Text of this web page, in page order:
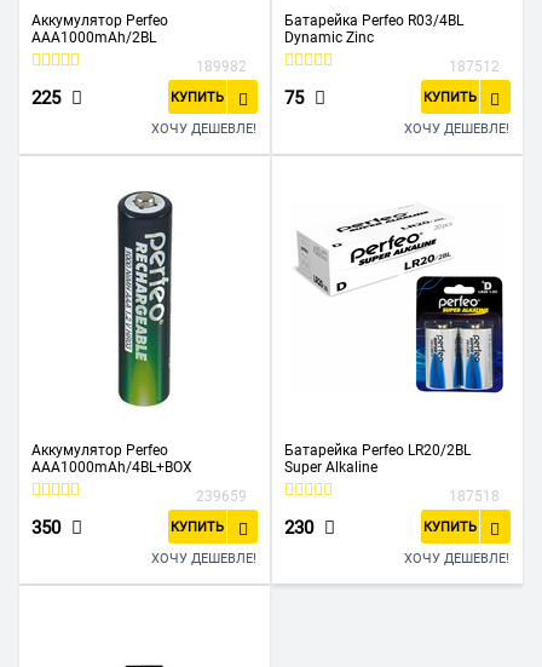
Аккумулятор Perfeo
AAA1000mAh/2BL
189982
225 КУПИТЬ
ХОЧУ ДЕШЕВЛЕ!
Батарейка Perfeo R03/4BL
Dynamic Zinc
187512
75 КУПИТЬ
ХОЧУ ДЕШЕВЛЕ!
Аккумулятор Perfeo
AAA1000mAh/4BL+BOX
239659
350 КУПИТЬ
ХОЧУ ДЕШЕВЛЕ!
Батарейка Perfeo LR20/2BL
Super Alkaline
187518
230 КУПИТЬ
ХОЧУ ДЕШЕВЛЕ!